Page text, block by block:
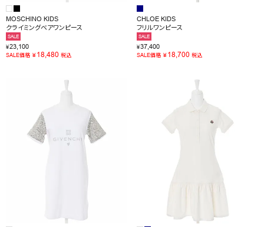
JOURNAL
INFORMATION
RECRUIT
MOSCHINO KIDS
クライミングベアワンピース
SALE
¥23,100
SALE価格 ¥18,480 税込
CHLOE KIDS
フリルワンピース
SALE
¥37,400
SALE価格 ¥18,700 税込